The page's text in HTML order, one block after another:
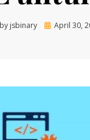
by jsbinary
Posted
April 30,